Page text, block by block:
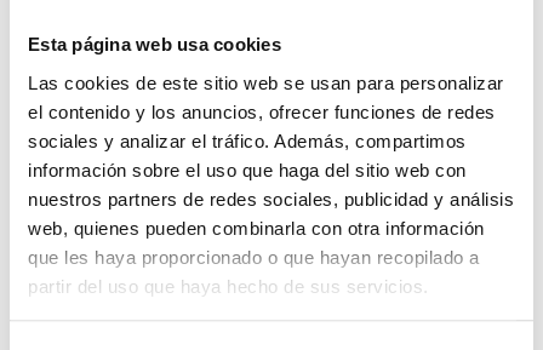
Esta página web usa cookies
Las cookies de este sitio web se usan para personalizar
el contenido y los anuncios, ofrecer funciones de redes
sociales y analizar el tráfico. Además, compartimos
información sobre el uso que haga del sitio web con
nuestros partners de redes sociales, publicidad y análisis
web, quienes pueden combinarla con otra información
que les haya proporcionado o que hayan recopilado a
partir del uso que haya hecho de sus servicios.
Ferias y congresos
Hostelería
Otras noticias
Pequeño comercio